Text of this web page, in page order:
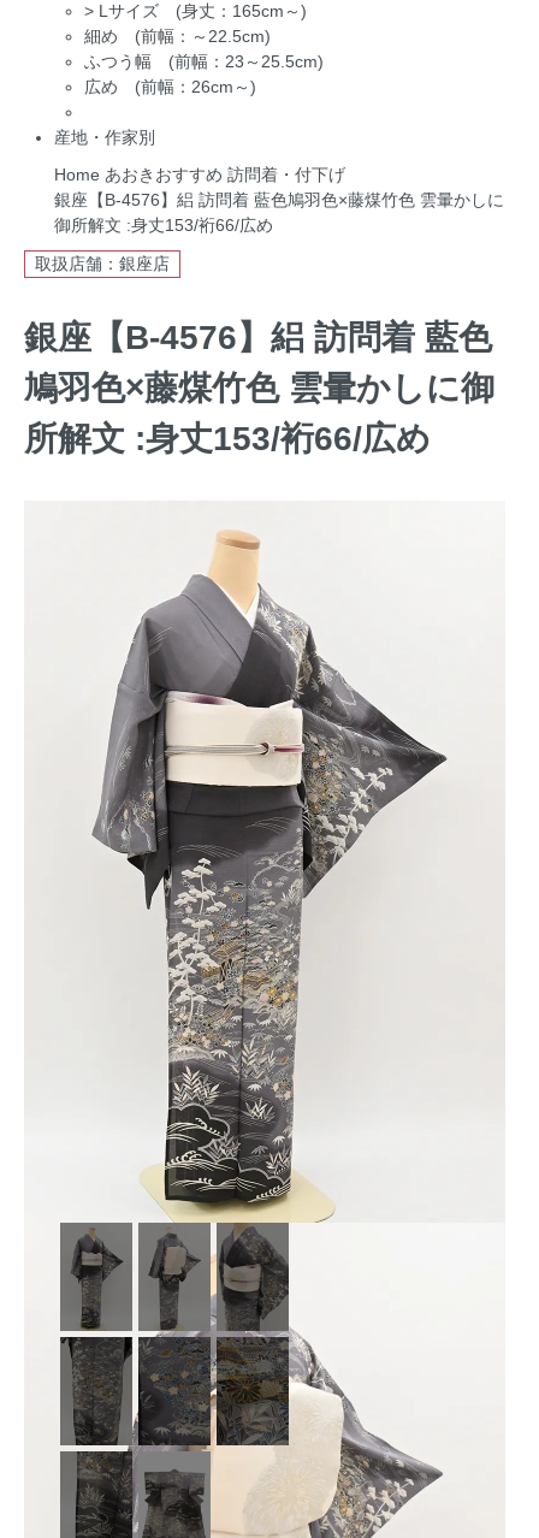
> Lサイズ (身丈：165cm～)
細め (前幅：～22.5cm)
ふつう幅 (前幅：23～25.5cm)
広め (前幅：26cm～)
産地・作家別
Home あおきおすすめ 訪問着・付下げ
銀座【B-4576】絽 訪問着 藍色鳩羽色×藤煤竹色 雲暈かしに
御所解文 :身丈153/裄66/広め
取扱店舗：銀座店
銀座【B-4576】絽 訪問着 藍色
鳩羽色×藤煤竹色 雲暈かしに御
所解文 :身丈153/裄66/広め